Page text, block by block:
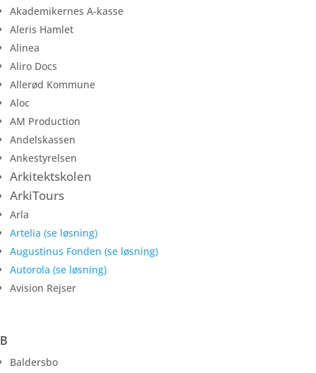
Akademikernes A-kasse
Aleris Hamlet
Alinea
Aliro Docs
Allerød Kommune
Aloc
AM Production
Andelskassen
Ankestyrelsen
Arkitektskolen
ArkiTours
Arla
Artelia (se løsning)
Augustinus Fonden (se løsning)
Autorola (se løsning)
Avision Rejser
B
Baldersbo